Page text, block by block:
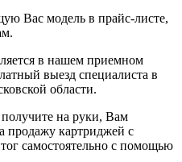
Вас модель в прайс-листе,
в нашем приемном
выезд специалиста в
области.
на руки, Вам
продажу картриджей с
самостоятельно с помощью